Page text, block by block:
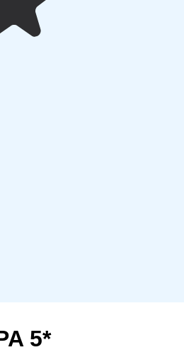
5*